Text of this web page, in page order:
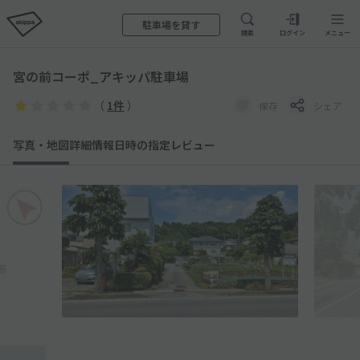
駐車場を貸す
検索 ログイン メニュー
宮の前コーポ_アキッパ駐車場
（ 1件 ） 保存 シェア
写真・地図詳細情報日時の指定 レビュー